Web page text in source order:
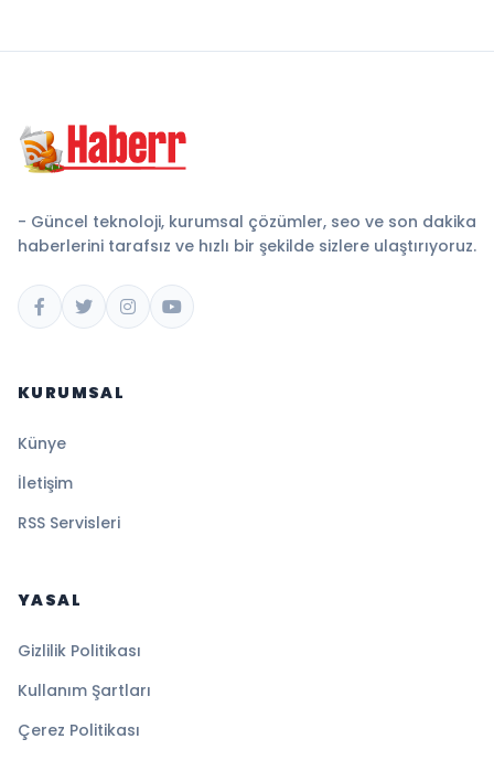
- Güncel teknoloji, kurumsal çözümler, seo ve son dakika
haberlerini tarafsız ve hızlı bir şekilde sizlere ulaştırıyoruz.
KURUMSAL
Künye
İletişim
RSS Servisleri
YASAL
Gizlilik Politikası
Kullanım Şartları
Çerez Politikası